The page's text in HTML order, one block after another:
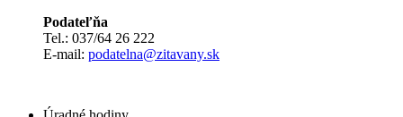
Podateľňa
Tel.: 037/64 26 222
E-mail: podatelna@zitavany.sk